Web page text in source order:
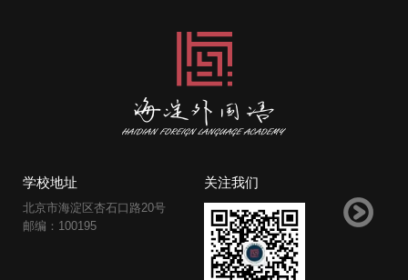
学校地址
北京市海淀区杏石口路20号
邮编：100195
关注我们